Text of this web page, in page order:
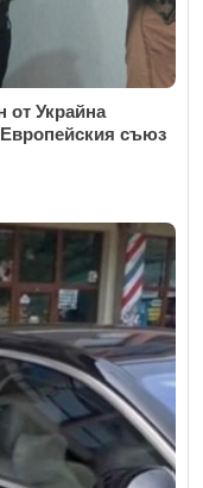
от Украйна
съюз